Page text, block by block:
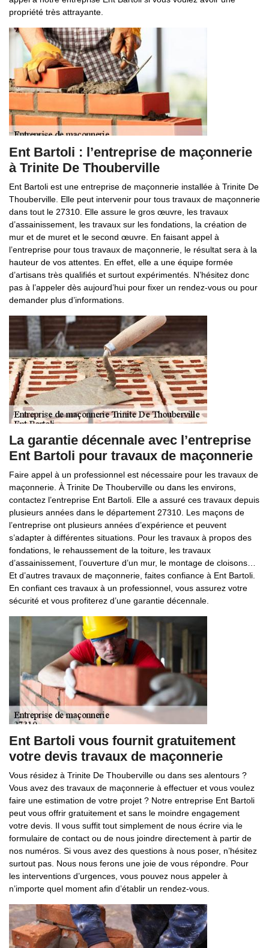
propriété très attrayante.
Ent Bartoli : l’entreprise de maçonnerie
à Trinite De Thouberville
Ent Bartoli est une entreprise de maçonnerie installée à Trinite De
Thouberville. Elle peut intervenir pour tous travaux de maçonnerie
dans tout le 27310. Elle assure le gros œuvre, les travaux
d’assainissement, les travaux sur les fondations, la création de
mur et de muret et le second œuvre. En faisant appel à
l’entreprise pour tous travaux de maçonnerie, le résultat sera à la
hauteur de vos attentes. En effet, elle a une équipe formée
d’artisans très qualifiés et surtout expérimentés. N’hésitez donc
pas à l’appeler dès aujourd’hui pour fixer un rendez-vous ou pour
demander plus d’informations.
La garantie décennale avec l’entreprise
Ent Bartoli pour travaux de maçonnerie
Faire appel à un professionnel est nécessaire pour les travaux de
maçonnerie. À Trinite De Thouberville ou dans les environs,
contactez l’entreprise Ent Bartoli. Elle a assuré ces travaux depuis
plusieurs années dans le département 27310. Les maçons de
l’entreprise ont plusieurs années d’expérience et peuvent
s’adapter à différentes situations. Pour les travaux à propos des
fondations, le rehaussement de la toiture, les travaux
d’assainissement, l’ouverture d’un mur, le montage de cloisons…
Et d’autres travaux de maçonnerie, faites confiance à Ent Bartoli.
En confiant ces travaux à un professionnel, vous assurez votre
sécurité et vous profiterez d’une garantie décennale.
Ent Bartoli vous fournit gratuitement
votre devis travaux de maçonnerie
Vous résidez à Trinite De Thouberville ou dans ses alentours ?
Vous avez des travaux de maçonnerie à effectuer et vous voulez
faire une estimation de votre projet ? Notre entreprise Ent Bartoli
peut vous offrir gratuitement et sans le moindre engagement
votre devis. Il vous suffit tout simplement de nous écrire via le
formulaire de contact ou de nous joindre directement à partir de
nos numéros. Si vous avez des questions à nous poser, n’hésitez
surtout pas. Nous nous ferons une joie de vous répondre. Pour
les interventions d’urgences, vous pouvez nous appeler à
n’importe quel moment afin d’établir un rendez-vous.